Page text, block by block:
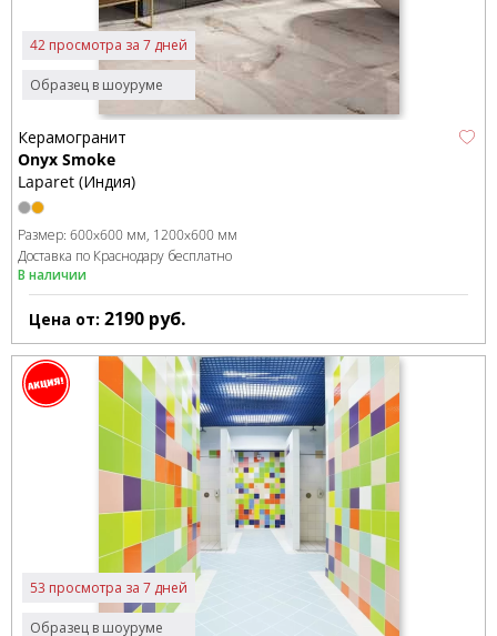
Образец в шоуруме
42 просмотра за 7 дней
Керамогранит
Onyx Smoke
Laparet (Индия)
Размер: 600x600 мм 1200x600 мм
Доставка по Краснодару бесплатно
В наличии
Цена от: 2190 руб.
Образец в шоуруме
53 просмотра за 7 дней